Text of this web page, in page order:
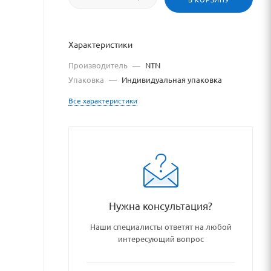
Характеристики
Производитель — NTN
Упаковка — Индивидуальная упаковка
Все характеристики
Нужна консультация?
Наши специалисты ответят на любой
интересующий вопрос